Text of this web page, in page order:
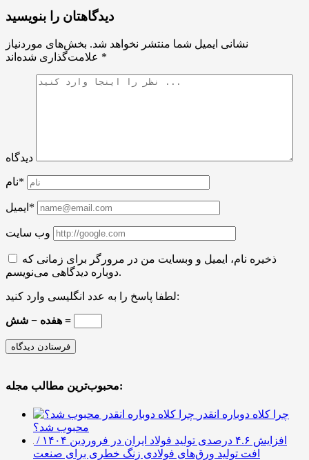
دیدگاهتان را بنویسید
نشانی ایمیل شما منتشر نخواهد شد. بخش‌های موردنیاز
*
دیدگاه
نام*
ایمیل*
وب سایت
ذخیره نام، ایمیل و وبسایت من در مرورگر برای زمانی که
دوباره دیدگاهی می‌نویسم.
لطفا پاسخ را به عدد انگلیسی وارد کنید:
هفده − شش =
محبوب‌ترین مطالب مجله:
چرا کلاه دوباره انقدر
محبوب شد؟
افزایش ۴.۶ درصدی تولید فولاد ایران در فروردین ۱۴۰۴ /
افت تولید ورق‌های فولادی زنگ خطری برای صنعت